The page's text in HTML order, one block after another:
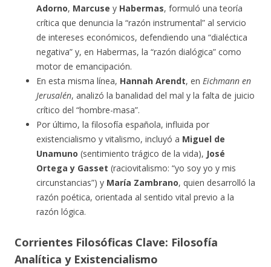
Adorno, Marcuse y Habermas, formuló una teoría
crítica que denuncia la “razón instrumental” al servicio
de intereses económicos, defendiendo una “dialéctica
negativa” y, en Habermas, la “razón dialógica” como
motor de emancipación.
En esta misma línea, Hannah Arendt, en Eichmann en
Jerusalén, analizó la banalidad del mal y la falta de juicio
crítico del “hombre-masa”.
Por último, la filosofía española, influida por
existencialismo y vitalismo, incluyó a Miguel de
Unamuno (sentimiento trágico de la vida), José
Ortega y Gasset (raciovitalismo: “yo soy yo y mis
circunstancias”) y María Zambrano, quien desarrolló la
razón poética, orientada al sentido vital previo a la
razón lógica.
Corrientes Filosóficas Clave: Filosofía
Analítica y Existencialismo